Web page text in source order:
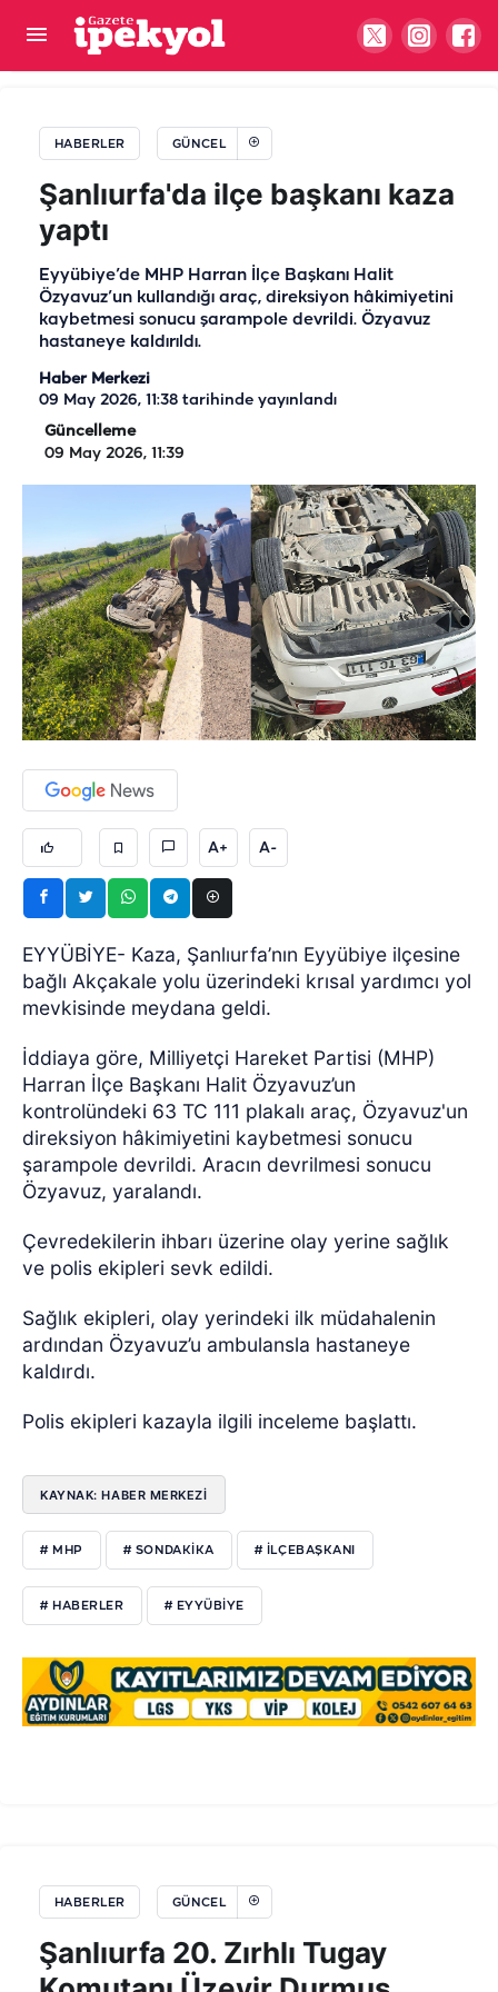
HABERLER GÜNCEL
Şanlıurfa'da ilçe başkanı kaza
yaptı
Eyyübiye’de MHP Harran İlçe Başkanı Halit
Özyavuz’un kullandığı araç, direksiyon hâkimiyetini
kaybetmesi sonucu şarampole devrildi. Özyavuz
hastaneye kaldırıldı.
Haber Merkezi
09 May 2026, 11:38 tarihinde yayınlandı
Güncelleme
09 May 2026, 11:39
A+ A-
EYYÜBİYE- Kaza, Şanlıurfa’nın Eyyübiye ilçesine
bağlı Akçakale yolu üzerindeki krısal yardımcı yol
mevkisinde meydana geldi.
İddiaya göre, Milliyetçi Hareket Partisi (MHP)
Harran İlçe Başkanı Halit Özyavuz’un
kontrolündeki 63 TC 111 plakalı araç, Özyavuz'un
direksiyon hâkimiyetini kaybetmesi sonucu
şarampole devrildi. Aracın devrilmesi sonucu
Özyavuz, yaralandı.
Çevredekilerin ihbarı üzerine olay yerine sağlık
ve polis ekipleri sevk edildi.
Sağlık ekipleri, olay yerindeki ilk müdahalenin
ardından Özyavuz’u ambulansla hastaneye
kaldırdı.
Polis ekipleri kazayla ilgili inceleme başlattı.
KAYNAK: HABER MERKEZI
# MHP # SONDAKIKA # ILÇEBAŞKANI
# HABERLER # EYYÜBIYE
HABERLER GÜNCEL
Şanlıurfa 20. Zırhlı Tugay
Şanlıurfa 20. Zırhlı Tugay Komutanı Üzeyir